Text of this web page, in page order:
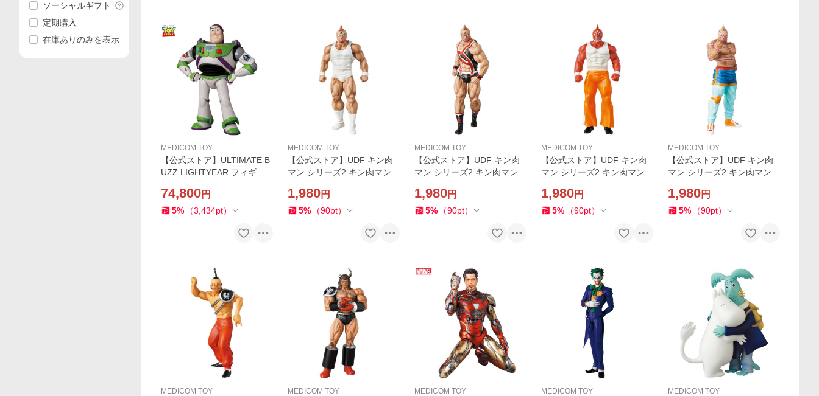
MEDICOM TOY
【公式ストア】ULTIMATE B
UZZ LIGHTYEAR フィギュ
ー 玩具 人形 置き物 ギフト
正規店
74,800円
5% （3,434pt）
MEDICOM TOY
【公式ストア】UDF キン肉
マン シリーズ2 キン肉マン
ャラクター 玩具 人形 置き物
ギフト 正規店
1,980円
5% （90pt）
MEDICOM TOY
【公式ストア】UDF キン肉
マン シリーズ2 キン肉マン
人気 おもちゃ キャラクター
玩具 人形 置き物 ギフト 正規
1,980円
5% （90pt）
MEDICOM TOY
【公式ストア】UDF キン肉
マン シリーズ2 キン肉マン
もちゃ キャラクター 玩具 人
形 置き物 ギフト 正規店
1,980円
5% （90pt）
MEDICOM TOY
【公式ストア】UDF キン肉
マン シリーズ2 キン肉マン
ィギュア 人気 おもちゃ キャ
ラクター 玩具 人形 置き物 ギ
1,980円
5% （90pt）
MEDICOM TOY MEDICOM TOY MEDICOM TOY MEDICOM TOY MEDICOM TOY
ソーシャルギフト
定期購入
在庫ありのみを表示